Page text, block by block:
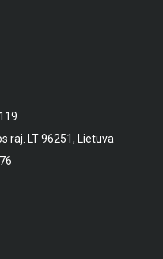
raj. LT 96251, Lietuva